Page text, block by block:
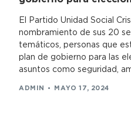
El Partido Unidad Social
nombramiento de sus 20
temáticos, personas que
plan de gobierno para las
asuntos como seguridad,
ADMIN MAYO 17, 2024